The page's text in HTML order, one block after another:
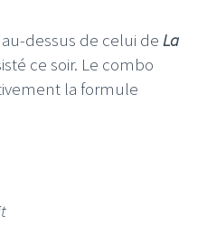
dessus de celui de La
ce soir. Le combo
la formule